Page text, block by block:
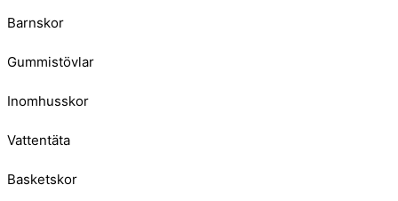
Barnskor
Gummistövlar
Inomhusskor
Vattentäta
Basketskor